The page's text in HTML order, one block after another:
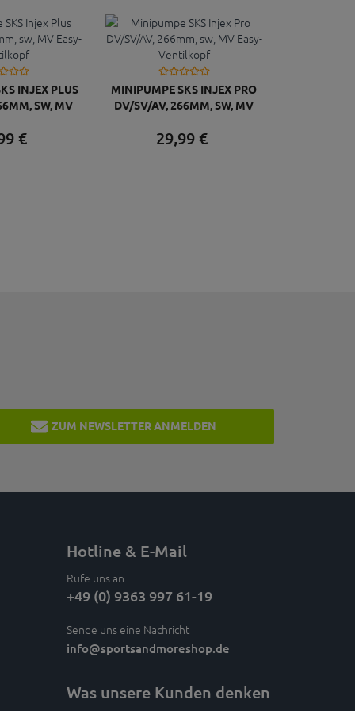
INJEX PLUS
SW, MV
€
MINIPUMPE SKS INJEX PRO
DV/SV/AV, 266MM, SW, MV
29,99€
ZUM NEWSLETTER ANMELDEN
Hotline & E-Mail
Rufe uns an
+49 (0) 9363 997 61-19
Sende uns eine Nachricht
info@sportsandmoreshop.de
Was unsere Kunden denken